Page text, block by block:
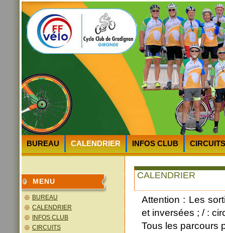
BUREAU CALENDRIER INFOS CLUB
CIRCUITS
MENU
BUREAU
CALENDRIER
INFOS CLUB
CIRCUITS
CALENDRIER
Attention : Les
et inversées ; / :
Tous les parcours